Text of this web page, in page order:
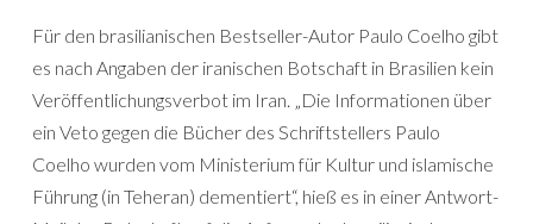
Für den brasilianischen Bestseller-Autor Paulo Coelho gibt
es nach Angaben der iranischen Botschaft in Brasilien kein
Veröffentlichungsverbot im Iran. „Die Informationen über
ein Veto gegen die Bücher des Schriftstellers Paulo
Coelho wurden vom Ministerium für Kultur und islamische
Führung (in Teheran) dementiert“, hieß es in einer Antwort-